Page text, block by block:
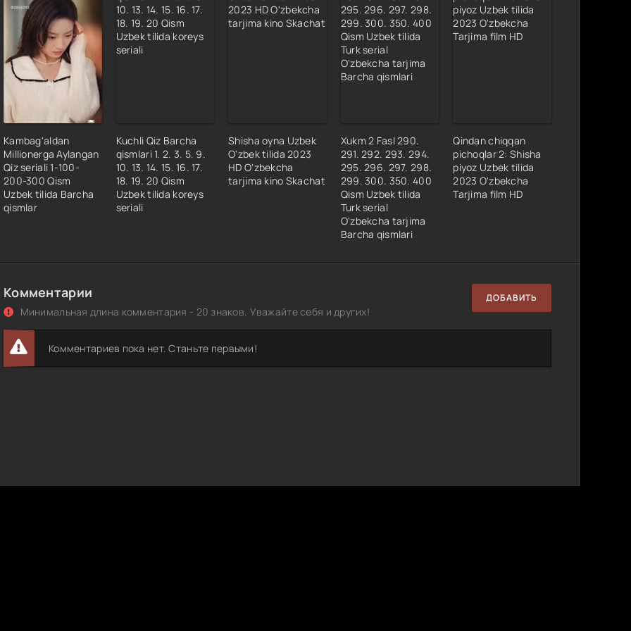
Qism
Qism
Qism
Qism
Qism
Qism
Qism
Qism
Qism
Qism
Qism
Qism
Qism
Qism
Kambag'aldan
Millionerga Aylangan
Qiz seriali 1-100-
200-300 Qism
Uzbek tilida Barcha
qismlar
Kuchli Qiz Barcha
qismlari 1. 2. 3. 5. 9.
10. 13. 14. 15. 16. 17.
18. 19. 20 Qism
Uzbek tilida koreys
seriali
Shisha oyna Uzbek
O'zbek tilida 2023
HD O'zbekcha
tarjima kino Skachat
Xukm 2 Fasl 290.
291. 292. 293. 294.
295. 296. 297. 298.
299. 300. 350. 400
Qism Uzbek tilida
Turk serial
O'zbekcha tarjima
Barcha qismlari
Qindan chiqqan
pichoqlar 2: Shisha
piyoz Uzbek tilida
2023 O'zbekcha
Tarjima film HD
Комментарии
Минимальная длина комментария - 20 знаков. Уважайте себя и других!
ДОБАВИТЬ
Комментариев пока нет. Станьте первыми!